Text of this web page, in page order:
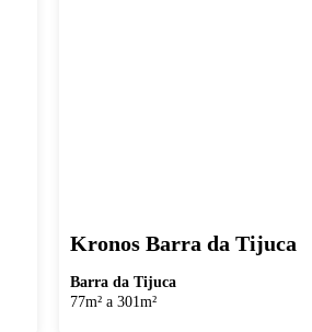
Kronos Barra da Tijuca
Barra da Tijuca
77m² a 301m²